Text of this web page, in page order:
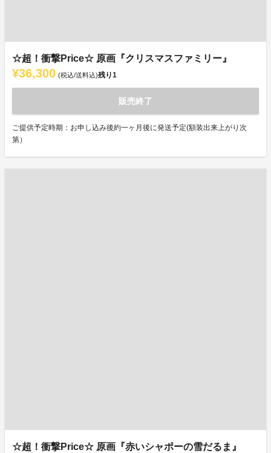
☆超！衝撃Price☆ 原画『クリスマスファミリー』
¥36,300 (税込/送料込)残り1
販売終了
ご提供予定時期：お申し込み後約一ヶ月後に発送予定(額装出来上がり次
第）
☆超！衝撃Price☆ 原画『赤いシャポーの雪だるま』